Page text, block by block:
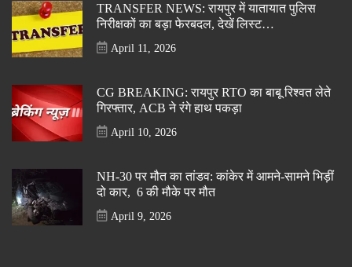
TRANSFER NEWS: रायपुर में यातायात पुलिस
निरीक्षकों का बड़ा फेरबदल, देखें लिस्ट…
April 11, 2026
CG BREAKING: रायपुर RTO का बाबू रिश्वत लेते
गिरफ्तार, ACB ने रंगे हाथ पकड़ा
April 10, 2026
NH-30 पर मौत का तांडव: कांकेर में आमने-सामने भिड़ीं
दो कार, 6 की मौके पर मौत
April 9, 2026